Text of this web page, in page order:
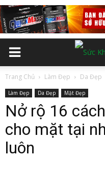
Trang Chủ Làm Đẹp Da Đẹp
Làm Đẹp Da Đẹp Mặt Đẹp
Nở rộ 16
cho mặt tại
luôn